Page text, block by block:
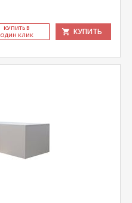
КУ­ПИТЬ В
ОДИН КЛИК
КУПИТЬ